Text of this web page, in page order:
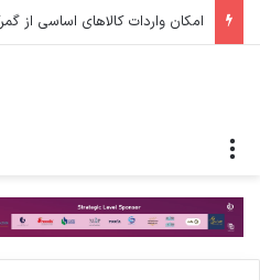
امکان واردات کالاهای اساسی از